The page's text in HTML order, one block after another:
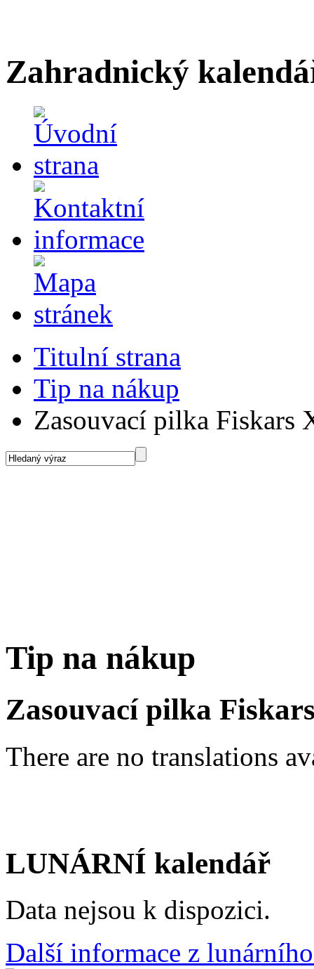
Zahradnický
Titulní strana
Tip na nákup
Zasouvací pilka Fiskars
Tip na nákup
Zasouvací pilka
There are no translations
LUNÁRNÍ kalendář
Data nejsou k dispozici.
Další informace z